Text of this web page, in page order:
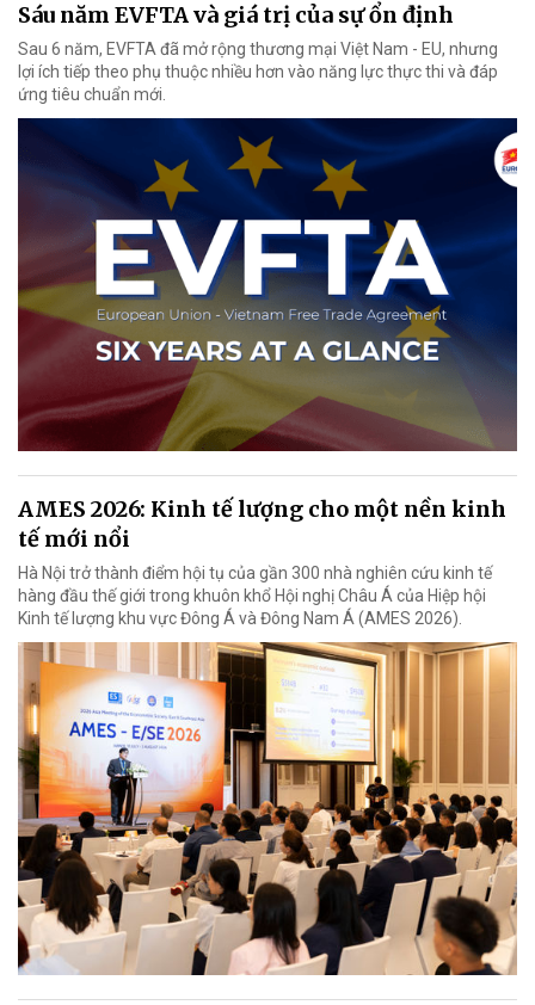
Sáu năm EVFTA và giá trị của sự ổn định
Sau 6 năm, EVFTA đã mở rộng thương mại Việt Nam - EU, nhưng
lợi ích tiếp theo phụ thuộc nhiều hơn vào năng lực thực thi và đáp
ứng tiêu chuẩn mới.
AMES 2026: Kinh tế lượng cho một nền kinh
tế mới nổi
Hà Nội trở thành điểm hội tụ của gần 300 nhà nghiên cứu kinh tế
hàng đầu thế giới trong khuôn khổ Hội nghị Châu Á của Hiệp hội
Kinh tế lượng khu vực Đông Á và Đông Nam Á (AMES 2026).